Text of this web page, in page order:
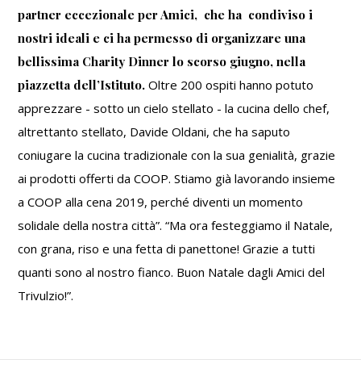
partner eccezionale per Amici, che ha condiviso i
nostri ideali e ci ha permesso di organizzare una
bellissima Charity Dinner lo scorso giugno, nella
piazzetta dell’Istituto. Oltre 200 ospiti hanno potuto
apprezzare - sotto un cielo stellato - la cucina dello chef,
altrettanto stellato, Davide Oldani, che ha saputo
coniugare la cucina tradizionale con la sua genialità, grazie
ai prodotti offerti da COOP. Stiamo già lavorando insieme
a COOP alla cena 2019, perché diventi un momento
solidale della nostra città”. “Ma ora festeggiamo il Natale,
con grana, riso e una fetta di panettone! Grazie a tutti
quanti sono al nostro fianco. Buon Natale dagli Amici del
Trivulzio!”.